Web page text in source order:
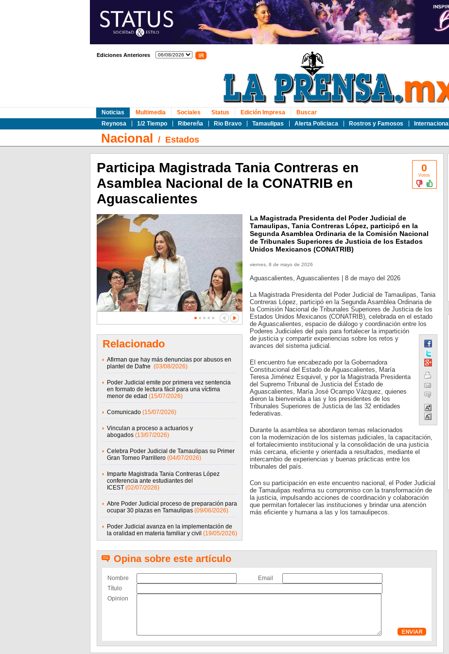
Ediciones Anteriores
Noticias
Reynosa
1/2 Tiempo Ribereña Rio Bravo Tamaulipas Alerta Policiaca Rostros y Famosos Internacional
Multimedia Sociales Status Edición Impresa Buscar
Nacional / Estados
0
Votos
Participa Magistrada Tania Contreras en
Asamblea Nacional de la CONATRIB en
Aguascalientes
Relacionado
Afirman que hay más denuncias por abusos en
plantel de Dafne (03/08/2026)
Poder Judicial emite por primera vez sentencia
en formato de lectura fácil para una víctima
menor de edad (15/07/2026)
Comunicado (15/07/2026)
Vinculan a proceso a actuarios y
abogados (13/07/2026)
Celebra Poder Judicial de Tamaulipas su Primer
Gran Torneo Parrillero (04/07/2026)
Imparte Magistrada Tania Contreras López
conferencia ante estudiantes del
ICEST (02/07/2026)
Abre Poder Judicial proceso de preparación para
ocupar 30 plazas en Tamaulipas (09/06/2026)
Poder Judicial avanza en la implementación de
la oralidad en materia familiar y civil (19/05/2026)
La Magistrada Presidenta del Poder Judicial de
Tamaulipas, Tania Contreras López, participó en la
Segunda Asamblea Ordinaria de la Comisión Nacional
de Tribunales Superiores de Justicia de los Estados
Unidos Mexicanos (CONATRIB)
viernes, 8 de mayo de 2026
Aguascalientes, Aguascalientes | 8 de mayo del 2026
La Magistrada Presidenta del Poder Judicial de Tamaulipas, Tania
Contreras López, participó en la Segunda Asamblea Ordinaria de
la Comisión Nacional de Tribunales Superiores de Justicia de los
Estados Unidos Mexicanos (CONATRIB), celebrada en el estado
de Aguascalientes, espacio de diálogo y coordinación entre los
Poderes Judiciales del país para fortalecer la impartición
de justicia y compartir experiencias sobre los retos y
avances del sistema judicial.
El encuentro fue encabezado por la Gobernadora
Constitucional del Estado de Aguascalientes, María
Teresa Jiménez Esquivel, y por la Magistrada Presidenta
del Supremo Tribunal de Justicia del Estado de
Aguascalientes, María José Ocampo Vázquez, quienes
dieron la bienvenida a las y los presidentes de los
Tribunales Superiores de Justicia de las 32 entidades
federativas.
Durante la asamblea se abordaron temas relacionados
con la modernización de los sistemas judiciales, la capacitación,
el fortalecimiento institucional y la consolidación de una justicia
más cercana, eficiente y orientada a resultados, mediante el
intercambio de experiencias y buenas prácticas entre los
tribunales del país.
Con su participación en este encuentro nacional, el Poder Judicial
de Tamaulipas reafirma su compromiso con la transformación de
la justicia, impulsando acciones de coordinación y colaboración
que permitan fortalecer las instituciones y brindar una atención
más eficiente y humana a las y los tamaulipecos.
Opina sobre este artículo
Nombre
Email
Título
Opinion